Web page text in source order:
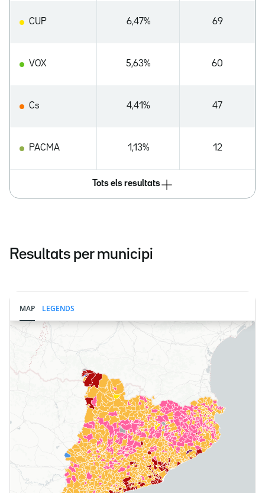
CUP 6,47% 69
VOX 5,63% 60
Cs 4,41% 47
PACMA 1,13% 12
Tots els resultats
Resultats per municipi